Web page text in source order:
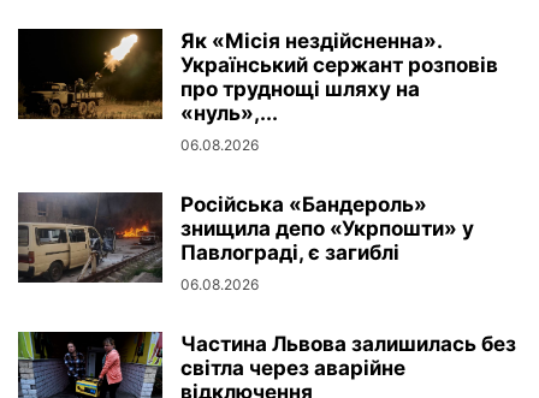
Як «Місія нездійсненна».
Український сержант розповів
про труднощі шляху на
«нуль»,...
06.08.2026
Російська «Бандероль»
знищила депо «Укрпошти» у
Павлограді, є загиблі
06.08.2026
Частина Львова залишилась без
світла через аварійне
відключення